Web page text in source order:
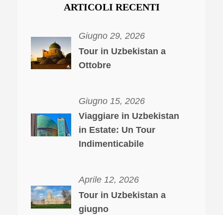
ARTICOLI RECENTI
Giugno 29, 2026
Tour in Uzbekistan a
Ottobre
Giugno 15, 2026
Viaggiare in Uzbekistan
in Estate: Un Tour
Indimenticabile
Aprile 12, 2026
Tour in Uzbekistan a
giugno